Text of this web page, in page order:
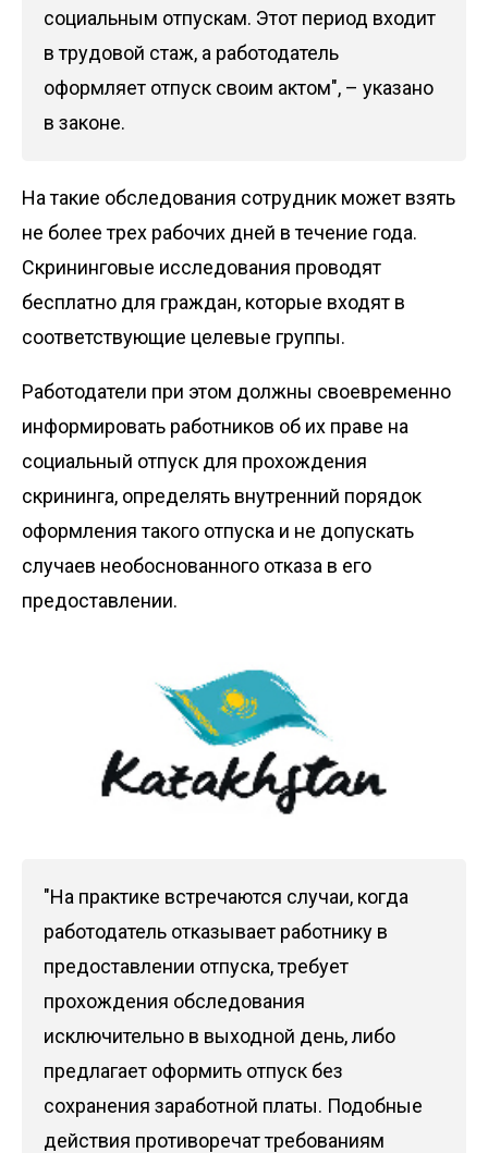
социальным отпускам. Этот период входит
в трудовой стаж, а работодатель
оформляет отпуск своим актом", – указано
в законе.
На такие обследования сотрудник может взять
не более трех рабочих дней в течение года.
Скрининговые исследования проводят
бесплатно для граждан, которые входят в
соответствующие целевые группы.
Работодатели при этом должны своевременно
информировать работников об их праве на
социальный отпуск для прохождения
скрининга, определять внутренний порядок
оформления такого отпуска и не допускать
случаев необоснованного отказа в его
предоставлении.
"На практике встречаются случаи, когда
работодатель отказывает работнику в
предоставлении отпуска, требует
прохождения обследования
исключительно в выходной день, либо
предлагает оформить отпуск без
сохранения заработной платы. Подобные
действия противоречат требованиям